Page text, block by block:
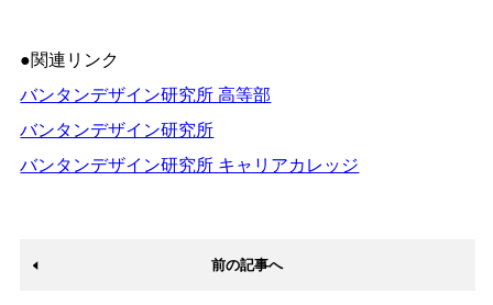
●関連リンク
バンタンデザイン研究所 高等部
バンタンデザイン研究所
バンタンデザイン研究所 キャリアカレッジ
前の記事へ